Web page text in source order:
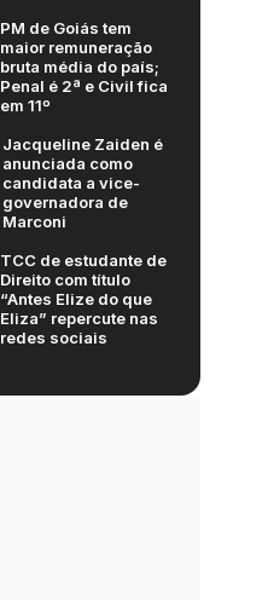
PM de Goiás tem
maior remuneração
bruta média do país;
Penal é 2ª e Civil fica
em 11º
Jacqueline Zaiden é
anunciada como
candidata a vice-
governadora de
Marconi
TCC de estudante de
Direito com título
“Antes Elize do que
Eliza” repercute nas
redes sociais